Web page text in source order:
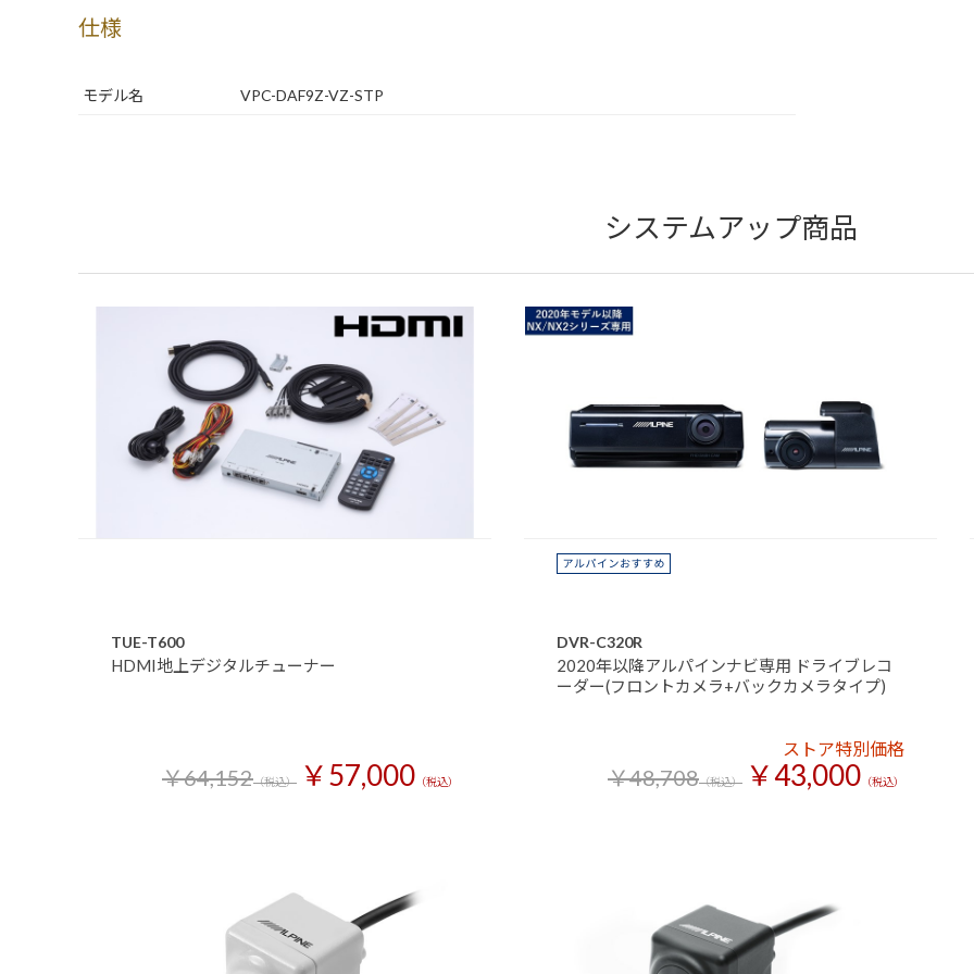
仕様
モデル名 VPC-DAF9Z-VZ-STP
システムアップ商品
TUE-T600
HDMI地上デジタルチューナー
￥64,152（税込） ￥57,000 （税込）
DVR-C320R
2020年以降アルパインナビ専用 ドライブレコ
ーダー(フロントカメラ+バックカメラタイプ)
ストア特別価格
￥48,708（税込） ￥43,000 （税込）